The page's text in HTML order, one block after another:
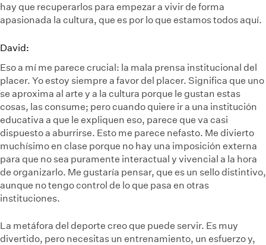
hay que recuperarlos para empezar a vivir de forma
apasionada la cultura, que es por lo que estamos todos aquí.
David:
Eso a mí me parece crucial: la mala prensa institucional del
placer. Yo estoy siempre a favor del placer. Significa que uno
se aproxima al arte y a la cultura porque le gustan estas
cosas, las consume; pero cuando quiere ir a una institución
educativa a que le expliquen eso, parece que va casi
dispuesto a aburrirse. Esto me parece nefasto. Me divierto
muchísimo en clase porque no hay una imposición externa
para que no sea puramente interactual y vivencial a la hora
de organizarlo. Me gustaría pensar, que es un sello distintivo,
aunque no tengo control de lo que pasa en otras
instituciones.
La metáfora del deporte creo que puede servir. Es muy
divertido, pero necesitas un entrenamiento, un esfuerzo y,